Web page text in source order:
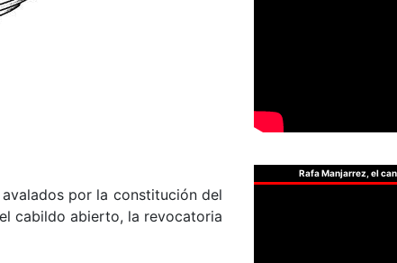
por la constitución del
cabildo abierto, la revocatoria
Rafa Manjarrez, el